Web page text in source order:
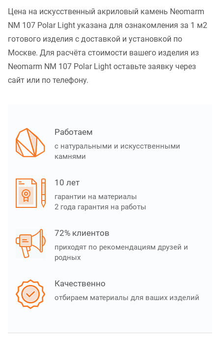
Цена на искусственный акриловый камень Neomarm
NM 107 Polar Light указана для ознакомления за 1 м2
готового изделия с доставкой и установкой по
Москве. Для расчёта стоимости вашего изделия из
Neomarm NM 107 Polar Light оставьте заявку через
сайт или по телефону.
Работаем
с натуральными и искусственными
камнями
10 лет
гарантии на материалы
2 года гарантия на работы
72% клиентов
приходят по рекомендациям друзей и
родных
Качественно
отбираем материалы для ваших изделий